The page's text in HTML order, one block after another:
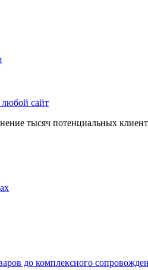
сайт
тысяч потенциальных
до комплексного